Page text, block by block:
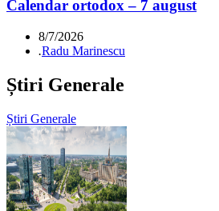
Calendar ortodox – 7 august
8/7/2026
.Radu Marinescu
Știri Generale
Știri Generale